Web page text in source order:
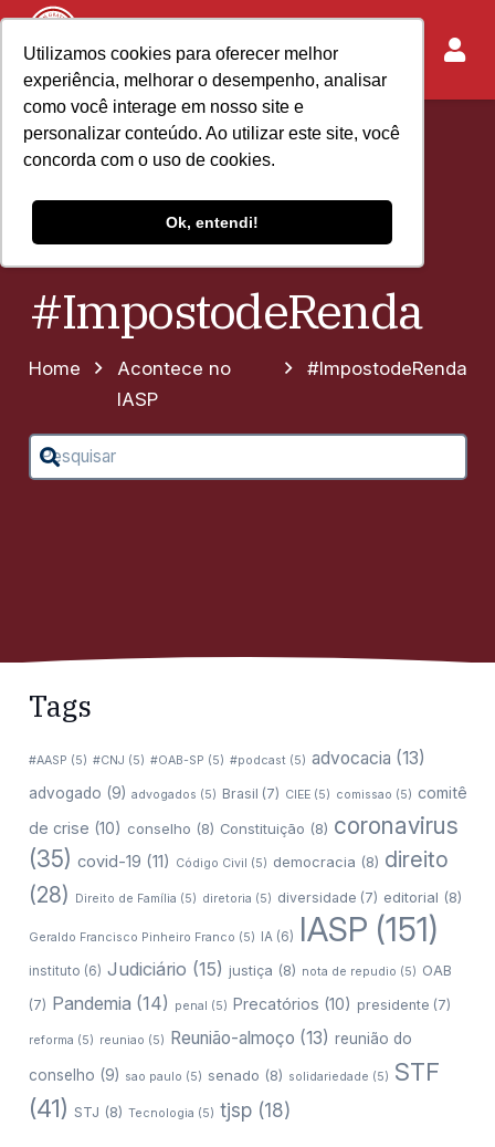
Utilizamos cookies para oferecer melhor
experiência, melhorar o desempenho, analisar
como você interage em nosso site e
personalizar conteúdo. Ao utilizar este site, você
concorda com o uso de cookies.
Ok, entendi!
#ImpostodeRenda
Home
Acontece no
IASP
#ImpostodeRenda
Tags
#AASP (5) #CNJ (5) #OAB-SP (5) #podcast(5) advocacia (13)
advogado (9) advogados (5) Brasil (7) CIEE(5) comissao (5) comitê
de crise (10) conselho (8) Constituição (8) coronavirus
(35) covid-19 (11) Código Civil (5) democracia (8) direito
(28)
Direito de Família (5) diretoria (5) diversidade (7) editorial (8)
Geraldo Francisco Pinheiro Franco (5) IA(6) IASP (151)
instituto (6) Judiciário (15) justiça (8) nota de repudio (5) OAB
(7) Pandemia (14) penal (5) Precatórios (10) presidente (7)
reforma (5) reuniao (5) Reunião-almoço (13) reunião do
conselho (9) sao paulo (5) senado (8) solidariedade (5) STF
(41) STJ (8) Tecnologia (5) tjsp(18)